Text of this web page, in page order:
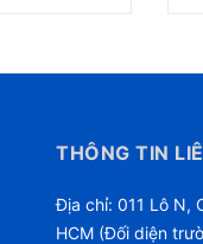
THÔNG TIN
Địa chỉ: 011 Lô N,
HCM (Đối diện